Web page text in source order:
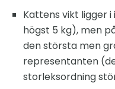
Kattens vikt ligger
högst 5 kg), men
den största men
representanten
storleksordning